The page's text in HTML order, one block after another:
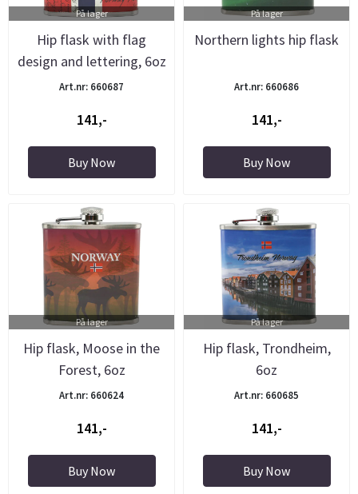
På lager
Hip flask with flag
design and lettering, 6oz
Art.nr: 660687
141,-
Buy Now
På lager
Northern lights hip flask
Art.nr: 660686
141,-
Buy Now
På lager
Hip flask, Moose in the
Forest, 6oz
Art.nr: 660624
141,-
Buy Now
På lager
Hip flask, Trondheim,
6oz
Art.nr: 660685
141,-
Buy Now